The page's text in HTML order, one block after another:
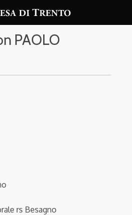
PAOLO
rs Besagno